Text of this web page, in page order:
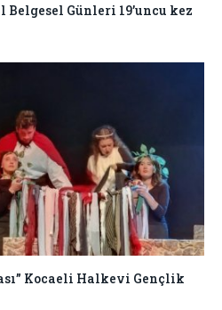
Günleri 19’uncu kez
Kocaeli Halkevi Gençlik